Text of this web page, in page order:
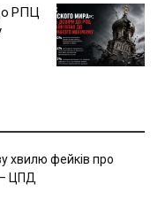
РПЦ
хвилю фейків про
– ЦПД